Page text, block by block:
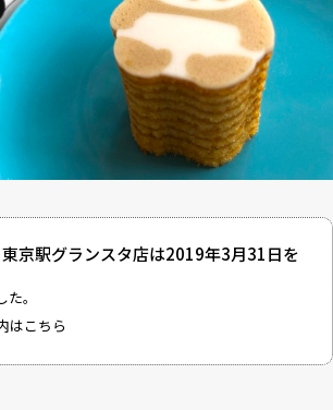
京駅グランスタ店は2019年3月31日を
。
はこちら